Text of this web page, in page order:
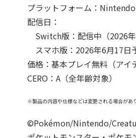
プラットフォーム：
配信日：
Switch版：配信中（2026年
スマホ版：2026年6月17日
価格：基本プレイ無料（アイ
CERO：A（全年齢対象）
※製品の内容や仕様などは変更される場合があ
©Pokémon/Nintendo/